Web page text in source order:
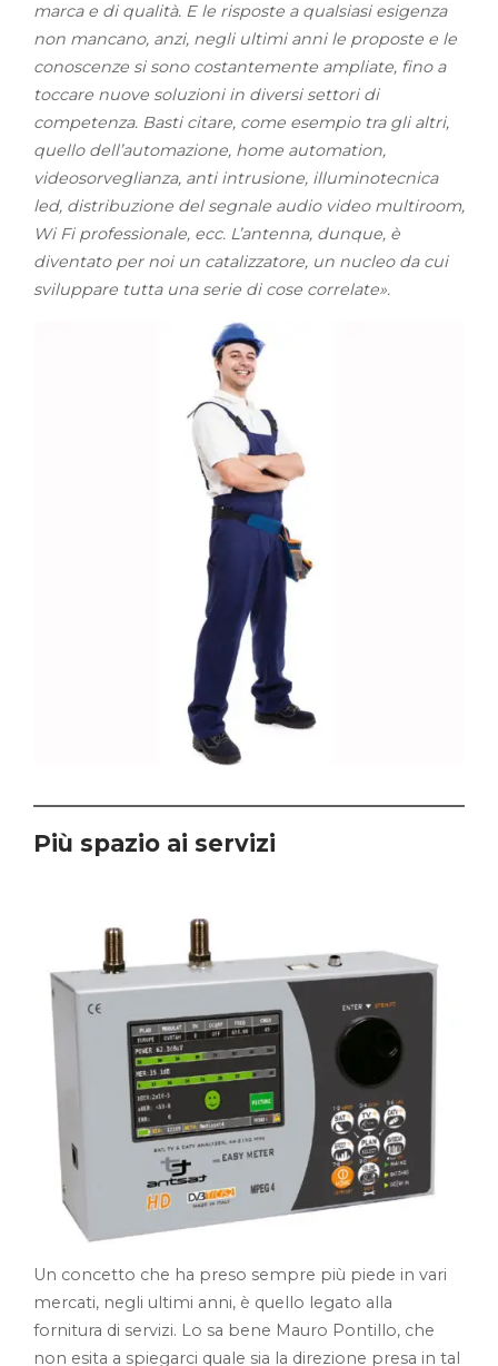
marca e di qualità. E le risposte a qualsiasi esigenza
non mancano, anzi, negli ultimi anni le proposte e le
conoscenze si sono costantemente ampliate, fino a
toccare nuove soluzioni in diversi settori di
competenza. Basti citare, come esempio tra gli altri,
quello dell’automazione, home automation,
videosorveglianza, anti intrusione, illuminotecnica
led, distribuzione del segnale audio video multiroom,
Wi Fi professionale, ecc. L’antenna, dunque, è
diventato per noi un catalizzatore, un nucleo da cui
sviluppare tutta una serie di cose correlate».
Più spazio ai servizi
Un concetto che ha preso sempre più piede in vari
mercati, negli ultimi anni, è quello legato alla
fornitura di servizi. Lo sa bene Mauro Pontillo, che
non esita a spiegarci quale sia la direzione presa in tal